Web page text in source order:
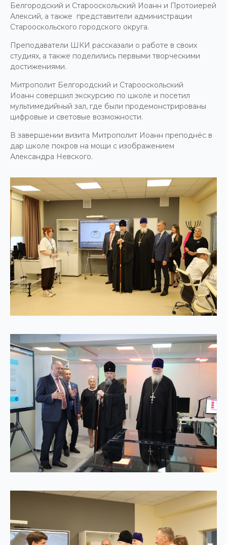
Белгородский и Старооскольский Иоанн и Протоиерей
Алексий, а также представители администрации
Старооскольского городского округа.
Преподаватели ШКИ рассказали о работе в своих
студиях, а также поделились первыми творческими
достижениями.
Митрополит Белгородский и Старооскольский
Иоанн совершил экскурсию по школе и посетил
мультимедийный зал, где были продемонстрированы
цифровые и световые возможности.
В завершении визита Митрополит Иоанн преподнёс в
дар школе покров на мощи с изображением
Александра Невского.